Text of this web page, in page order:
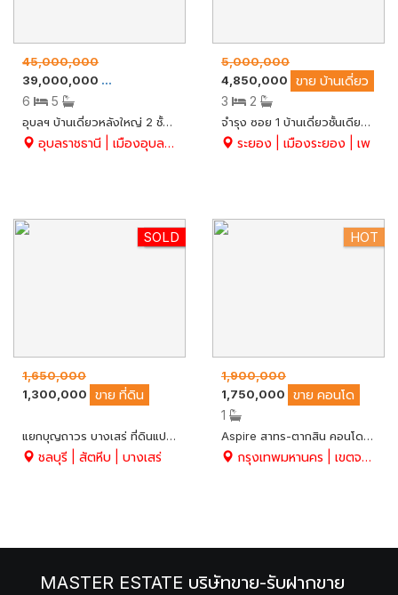
45,000,000
39,000,000ขาย
6
5
อุบลฯ บ้านเดี่ยวหลังใหญ่ 2 ชั้น เล่นระดับ 4 Step พร้อมสระว่ายน้ำส่วนตัว สวยคลาสสิค พื้นไม้ประดู่แท้ พร้อมสวนใหญ่ด้านหน้าและหลัง ร่มรื่น น่าอยู่มาก โค้งหัวสนามบิน จ.อุบลฯ มีหลังเดียว
อุบลราชธานี | เมืองอุบลราชธานี | ไร่น้อย
5,000,000
4,850,000
ขาย บ้านเดี่ยว
3
2
จำรุง ซอย 1 บ้านเดี่ยวชั้นเดียว พื้นที่กว้าง 127.6 ตร.ว. ห้องนอน Walk-in Closet อย่างดี ขายพร้อมผู้เช่า 15,000 บาท/เดือน อ.เมือง จ.ระยอง
ระยอง | เมืองระยอง | เพ
New
SOLD
1,650,000
1,300,000
ขาย ที่ดิน
แยกบุญถาวร บางเสร่ ที่ดินแปลงสวย ทรงสี่เหลี่ยมคางหมู บนเนื้อที่ 137 ตร.ว. อ.สัตหีบ จ.ชลบุรี
ชลบุรี | สัตหีบ | บางเสร่
HOT
1,900,000
1,750,000
ขาย คอนโด
1
Aspire สาทร-ตากสิน คอนโด Low-Rise 8 ชั้น เนื้อที่ 28.24 ตรม. แถมเฟอร์ฯ Built-in สวย คุ้ม เงียบสงบ ใกล้ BTS สถานีวุฒากาศ
กรุงเทพมหานคร | เขตจอมทอง | บางค้อ
MASTER ESTATE บริษัทขาย-รับฝากขาย